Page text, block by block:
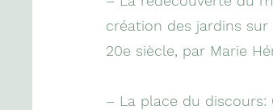
création des jardins sur
20e siècle, par Marie
– La place du discours: